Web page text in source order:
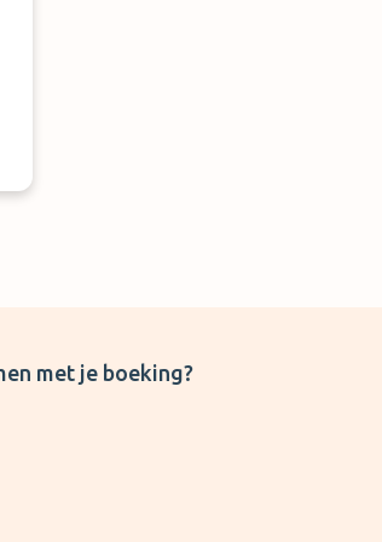
met je boeking?